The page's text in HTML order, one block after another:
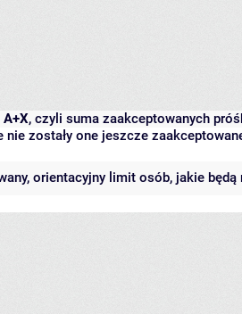
, czyli suma zaakceptowanych
zostały one jeszcze
orientacyjny limit osób, jakie